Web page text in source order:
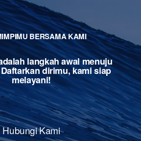
BERSAMA KAMI
langkah awal menuju
dirimu, kami siap
melayani!
Hubungi Kami